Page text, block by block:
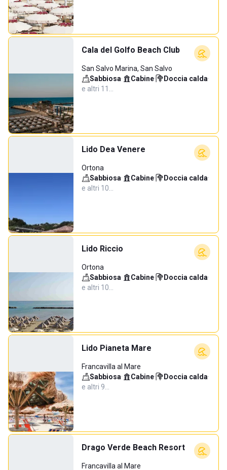
Cala del Golfo Beach Club
San Salvo Marina, San Salvo
Sabbiosa· Cabine· Doccia calda·
e altri 11…
Lido Dea Venere
Ortona
Sabbiosa· Cabine· Doccia calda·
e altri 10…
Lido Riccio
Ortona
Sabbiosa· Cabine· Doccia calda·
e altri 10…
Lido Pianeta Mare
Francavilla al Mare
Sabbiosa· Cabine· Doccia calda·
e altri 9…
Drago Verde Beach Resort
Francavilla al Mare